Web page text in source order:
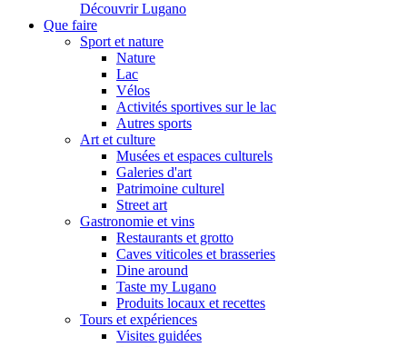
Découvrir Lugano
Que faire
Sport et nature
Nature
Lac
Vélos
Activités sportives sur le lac
Autres sports
Art et culture
Musées et espaces culturels
Galeries d'art
Patrimoine culturel
Street art
Gastronomie et vins
Restaurants et grotto
Caves viticoles et brasseries
Dine around
Taste my Lugano
Produits locaux et recettes
Tours et expériences
Visites guidées